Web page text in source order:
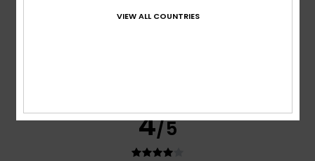
4/5
VIEW ALL COUNTRIES